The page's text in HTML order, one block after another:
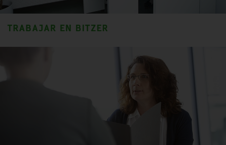
TRABAJAR EN BITZER